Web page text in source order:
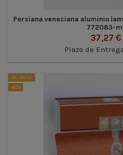
Persiana veneciana aluminio
772083-
37,27 €
Plazo de
¡En oferta!
-60%